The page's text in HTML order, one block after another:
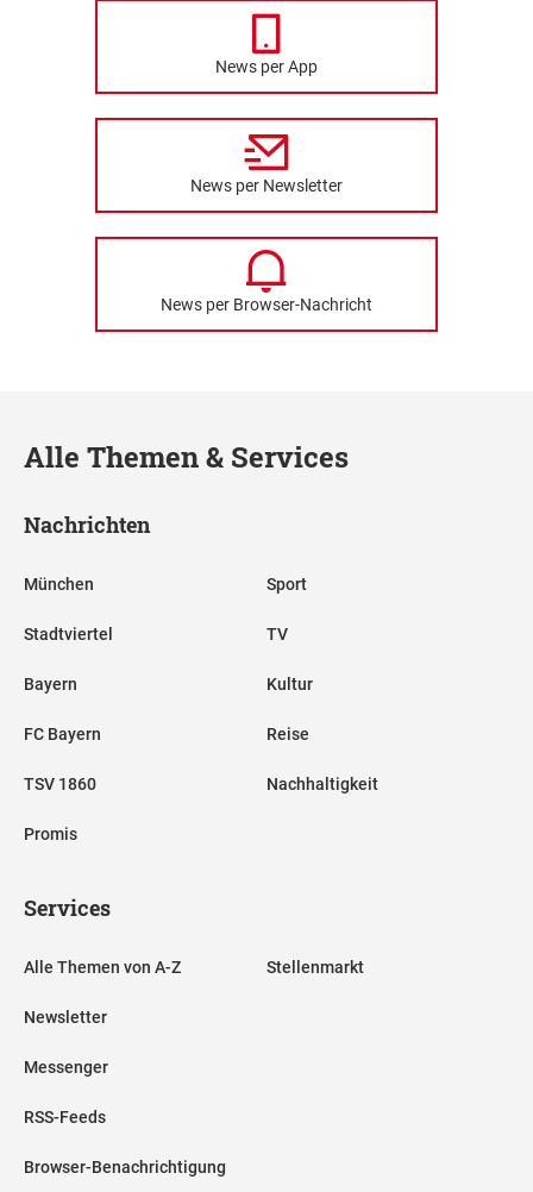
News per App
News per Newsletter
News per Browser-Nachricht
Alle Themen & Services
Nachrichten
München
Stadtviertel
Bayern
FC Bayern
TSV 1860
Promis
Sport
TV
Kultur
Reise
Nachhaltigkeit
Services
Alle Themen von A-Z
Newsletter
Messenger
RSS-Feeds
Browser-Benachrichtigung
Stellenmarkt